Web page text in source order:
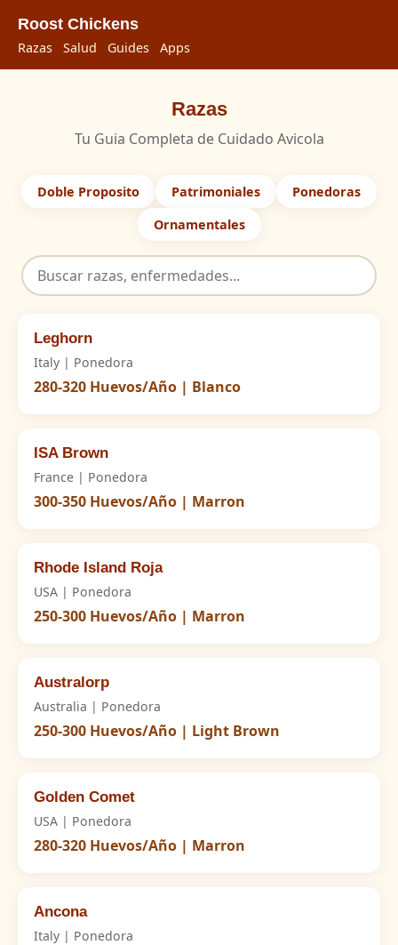
Roost Chickens
Razas Salud Guides Apps
Razas
Tu Guia Completa de Cuidado Avicola
Doble Proposito Patrimoniales
Ponedoras
Ornamentales
Leghorn
Italy | Ponedora
280-320 Huevos/Año | Blanco
ISA Brown
France | Ponedora
300-350 Huevos/Año | Marron
Rhode Island Roja
USA | Ponedora
250-300 Huevos/Año | Marron
Australorp
Australia | Ponedora
250-300 Huevos/Año | Light Brown
Golden Comet
USA | Ponedora
280-320 Huevos/Año | Marron
Ancona
Italy | Ponedora